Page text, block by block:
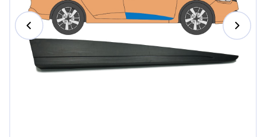
Lietuvių
Hrvatski
Português